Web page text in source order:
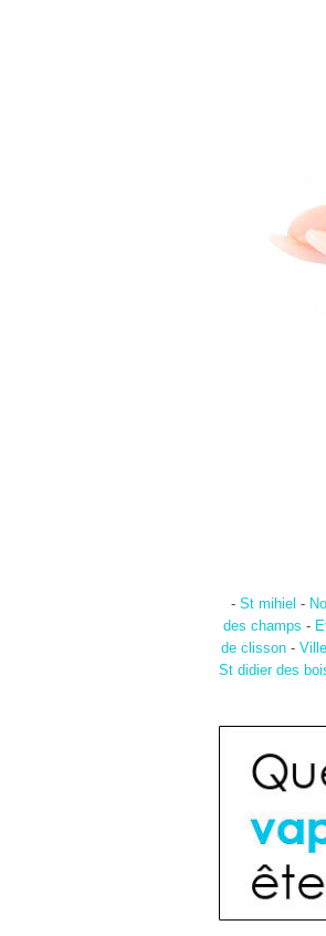
- St mihiel -
des champs -
de clisson -
St didier des